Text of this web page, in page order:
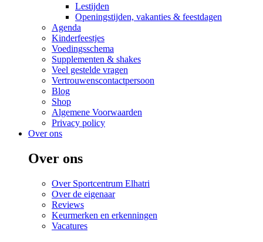
Lestijden
Openingstijden, vakanties & feestdagen
Agenda
Kinderfeestjes
Voedingsschema
Supplementen & shakes
Veel gestelde vragen
Vertrouwenscontactpersoon
Blog
Shop
Algemene Voorwaarden
Privacy policy
Over ons
Over ons
Over Sportcentrum Elhatri
Over de eigenaar
Reviews
Keurmerken en erkenningen
Vacatures